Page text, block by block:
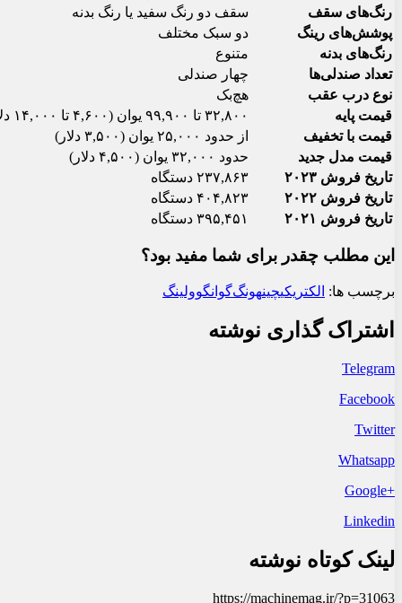
رنگ‌های سقف
سقف دو رنگ سفید یا رنگ بدنه
پوشش‌های رینگ
دو سبک مختلف
رنگ‌های بدنه
متنوع
تعداد صندلی‌ها
چهار صندلی
نوع درب عقب
هچ‌بک
قیمت پایه
۳۲,۸۰۰ تا ۹۹,۹۰۰ یوان (۴,۶۰۰ تا ۱۴,۰۰۰ دلار)
قیمت با تخفیف
از حدود ۲۵,۰۰۰ یوان (۳,۵۰۰ دلار)
قیمت مدل جدید
حدود ۳۲,۰۰۰ یوان (۴,۵۰۰ دلار)
تاریخ فروش ۲۰۲۳
۲۳۷,۸۶۳ دستگاه
تاریخ فروش ۲۰۲۲
۴۰۴,۸۲۳ دستگاه
تاریخ فروش ۲۰۲۱
۳۹۵,۴۵۱ دستگاه
این مطلب چقدر برای شما مفید بود؟
برچسب ها: الکتریکیچینهونگ‌گوانگوولینگ
اشتراک گذاری نوشته
Telegram
Facebook
Twitter
Whatsapp
+Google
Linkedin
لینک کوتاه نوشته
https://machinemag.ir/?p=31063